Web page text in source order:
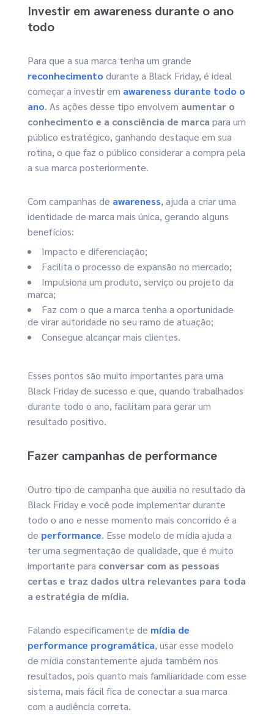
Investir em awareness durante o ano
todo
Para que a sua marca tenha um grande
reconhecimento durante a Black Friday, é ideal
começar a investir em awareness durante todo o
ano. As ações desse tipo envolvem aumentar o
conhecimento e a consciência de marca para um
público estratégico, ganhando destaque em sua
rotina, o que faz o público considerar a compra pela
a sua marca posteriormente.
Com campanhas de awareness, ajuda a criar uma
identidade de marca mais única, gerando alguns
benefícios:
Impacto e diferenciação;
Facilita o processo de expansão no mercado;
Impulsiona um produto, serviço ou projeto da
marca;
Faz com o que a marca tenha a oportunidade
de virar autoridade no seu ramo de atuação;
Consegue alcançar mais clientes.
Esses pontos são muito importantes para uma
Black Friday de sucesso e que, quando trabalhados
durante todo o ano, facilitam para gerar um
resultado positivo.
Fazer campanhas de performance
Outro tipo de campanha que auxilia no resultado da
Black Friday e você pode implementar durante
todo o ano e nesse momento mais concorrido é a
de performance. Esse modelo de mídia ajuda a
ter uma segmentação de qualidade, que é muito
importante para conversar com as pessoas
certas e traz dados ultra relevantes para toda
a estratégia de mídia.
Falando especificamente de mídia de
performance programática, usar esse modelo
de mídia constantemente ajuda também nos
resultados, pois quanto mais familiaridade com esse
sistema, mais fácil fica de conectar a sua marca
com a audiência correta.